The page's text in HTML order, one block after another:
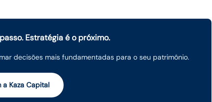
Estratégia é o próximo.
decisões mais fundamentadas para o seu patrimônio.
a Kaza Capital